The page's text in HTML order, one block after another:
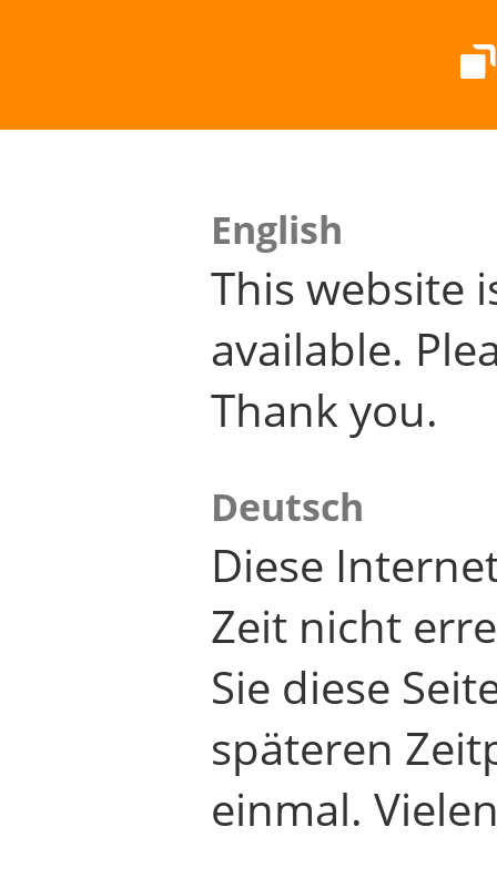
English
This website
available.
Thank you.
Deutsch
Diese
Zeit nicht
Sie diese
späteren
einmal.